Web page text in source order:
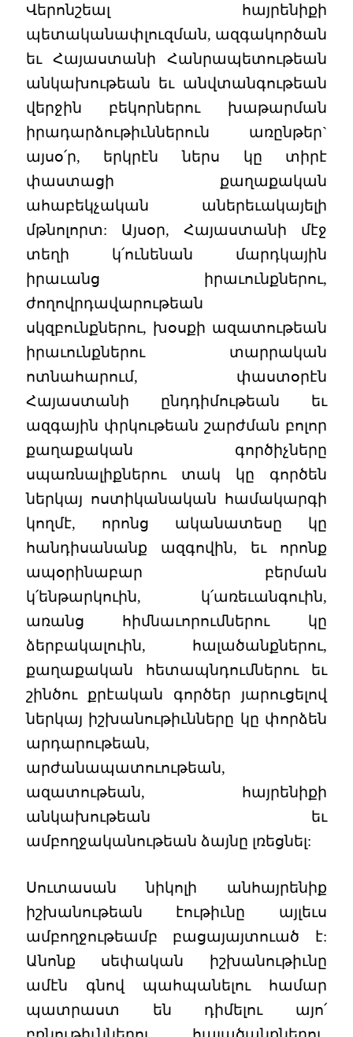
Վերոնշեալ հայրենիքի
պետականափլուզման, ազգակործան
եւ Հայաստանի Հանրապետութեան
անկախութեան եւ անվտանգութեան
վերջին բեկորներու խաթարման
իրադարձութիւններուն առընթեր`
այսօ՛ր, երկրէն ներս կը տիրէ
փաստացի քաղաքական
ահաբեկչական աներեւակայելի
մթնոլորտ: Այսօր, Հայաստանի մէջ
տեղի կ՛ունենան մարդկային
իրաւանց իրաւունքներու,
ժողովրդավարութեան
սկզբունքներու, խօսքի ազատութեան
իրաւունքներու տարրական
ոտնահարում, փաստօրէն
Հայաստանի ընդդիմութեան եւ
ազգային փրկութեան շարժման բոլոր
քաղաքական գործիչները
սպառնալիքներու տակ կը գործեն
ներկայ ոստիկանական համակարգի
կողմէ, որոնց ականատեսը կը
հանդիսանանք ազգովին, եւ որոնք
ապօրինաբար բերման
կ՛ենթարկուին, կ՛առեւանգուին,
առանց հիմնաւորումներու կը
ձերբակալուին, հալածանքներու,
քաղաքական հետապնդումներու եւ
շինծու քրէական գործեր յարուցելով
ներկայ իշխանութիւնները կը փորձեն
արդարութեան,
արժանապատուութեան,
ազատութեան, հայրենիքի
անկախութեան եւ
ամբողջականութեան ձայնը լռեցնել:
Սուտասան նիկոլի անհայրենիք
իշխանութեան էութիւնը այլեւս
ամբողջութեամբ բացայայտուած է:
Անոնք սեփական իշխանութիւնը
ամէն գնով պահպանելու համար
պատրաստ են դիմելու այո՛